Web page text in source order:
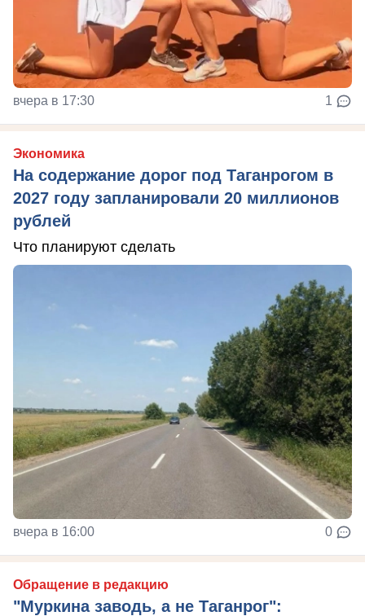
вчера в 17:30 1
Экономика
На содержание дорог под Таганрогом в
2027 году запланировали 20 миллионов
рублей
Что планируют сделать
вчера в 16:00 0
Обращение в редакцию
"Муркина заводь, а не Таганрог":